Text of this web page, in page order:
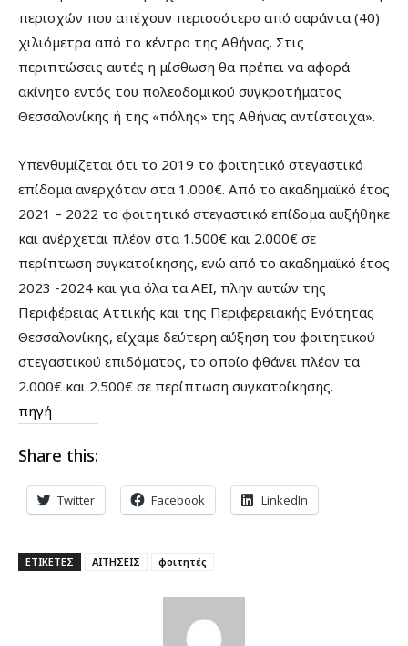
περιοχών που απέχουν περισσότερο από σαράντα (40)
χιλιόμετρα από το κέντρο της Αθήνας. Στις
περιπτώσεις αυτές η μίσθωση θα πρέπει να αφορά
ακίνητο εντός του πολεοδομικού συγκροτήματος
Θεσσαλονίκης ή της «πόλης» της Αθήνας αντίστοιχα».
Υπενθυμίζεται ότι το 2019 το φοιτητικό στεγαστικό
επίδομα ανερχόταν στα 1.000€. Από το ακαδημαϊκό έτος
2021 – 2022 το φοιτητικό στεγαστικό επίδομα αυξήθηκε
και ανέρχεται πλέον στα 1.500€ και 2.000€ σε
περίπτωση συγκατοίκησης, ενώ από το ακαδημαϊκό έτος
2023 -2024 και για όλα τα ΑΕΙ, πλην αυτών της
Περιφέρειας Αττικής και της Περιφερειακής Ενότητας
Θεσσαλονίκης, είχαμε δεύτερη αύξηση του φοιτητικού
στεγαστικού επιδόματος, το οποίο φθάνει πλέον τα
2.000€ και 2.500€ σε περίπτωση συγκατοίκησης.
πηγή
Share this:
Twitter Facebook LinkedIn
ΕΤΙΚΕΤΕΣ ΑΙΤΗΣΕΙΣ φοιτητές